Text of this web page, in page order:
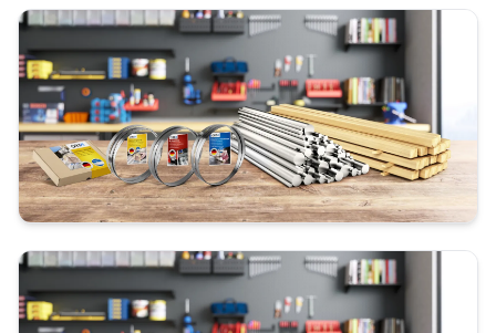
33 cm
38 cm